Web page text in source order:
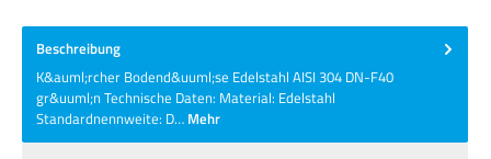
Beschreibung
K&auml;rcher Bodend&uuml;se Edelstahl AISI 304 DN-F40
gr&uuml;n Technische Daten: Material: Edelstahl
Standardnennweite: D… Mehr